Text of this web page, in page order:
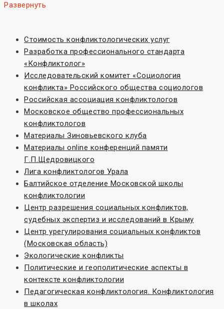
Развернуть
Стоимость конфликтологических услуг
Разработка профессионального стандарта
«Конфликтолог»
Исследовательский комитет «Социoлогия
конфликта» Российского общества социологов
Российская ассоциация конфликтологов
Московское общество профессиональных
конфликтологов
Материалы Зиновьевского клуба
Материалы online конференций памяти
Г.П.Щедровицкого
Лига конфликтологов Урала
Балтийское отделение Московской школы
конфликтологии
Центр разрешения социальных конфликтов,
судебных экспертиз и исследований в Крыму
Центр урегулирования социальных конфликтов
(Московская область)
Экологические конфликты
Политические и геополитические аспекты в
контексте конфликтологии
Педагогическая конфликтология. Конфликтология
в школах